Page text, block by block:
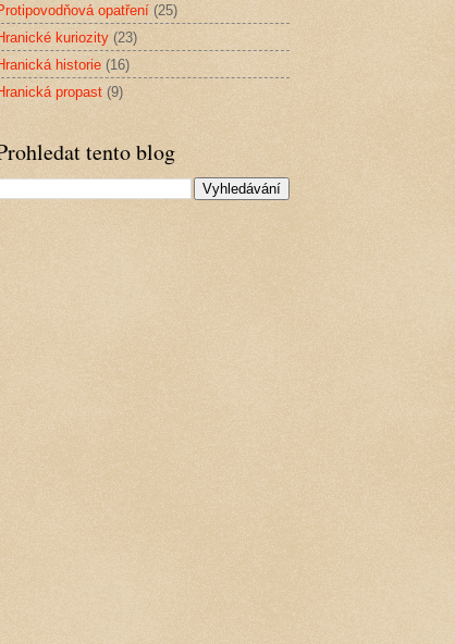
opatření (25)
kuriozity (23)
historie (16)
propast (9)
tento blog